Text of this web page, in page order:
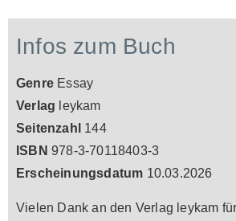
Infos zum Buch
Genre Essay
Verlag leykam
Seitenzahl 144
ISBN 978-3-70118403-3
Erscheinungsdatum 10.03.2026
Vielen Dank an den Verlag leykam